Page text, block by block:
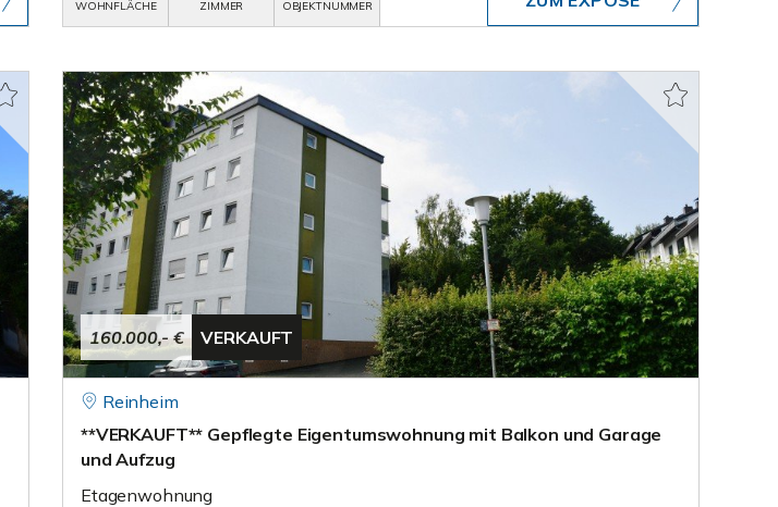
WOHNFLÄCHE
ZIMMER
OBJEKTNUMMER
160.000,- € VERKAUFT
Reinheim
**VERKAUFT** Gepflegte Eigentumswohnung mit Balkon und Garage
und Aufzug
Etagenwohnung